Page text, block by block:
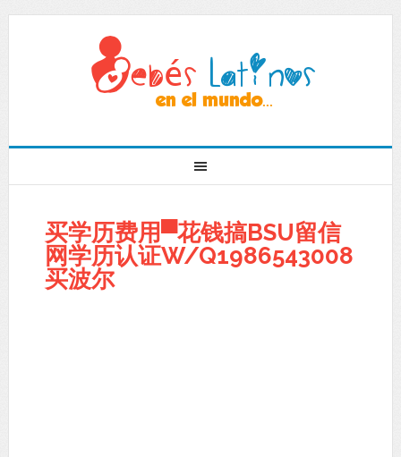
买学历费用▀花钱搞BSU留信
网学历认证W/Q1986543008
买波尔